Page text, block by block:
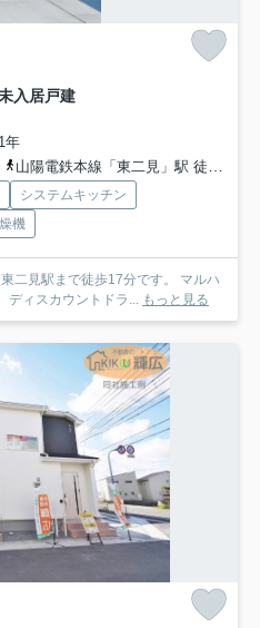
入居戸建
年
山陽電鉄本線「東二見」駅 徒歩17分
システムキッチン
機
二見駅まで徒歩17分です。 マルハ
ディスカウントドラ... もっと見る